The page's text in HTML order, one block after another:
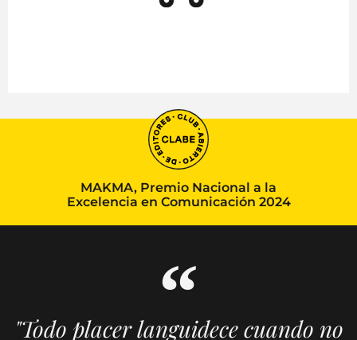
MAKMA, Premio Nacional a la
Excelencia en Comunicación 2024
"Todo placer languidece cuando no